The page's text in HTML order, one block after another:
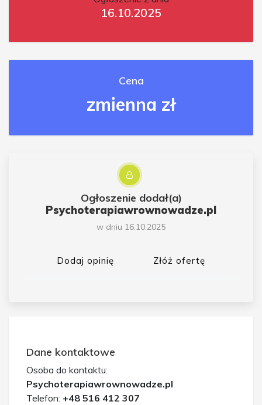
16.10.2025
Cena
zmienna zł
Ogłoszenie dodał(a)
Psychoterapiawrownowadze.pl
w dniu 16.10.2025
Dodaj opinię Złóż ofertę
Dane kontaktowe
Osoba do kontaktu:
Psychoterapiawrownowadze.pl
Telefon: +48 516 412 307